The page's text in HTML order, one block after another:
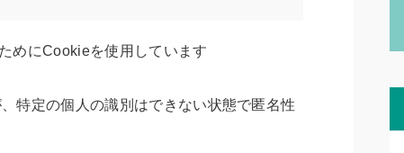
めにCookieを使用しています
特定の個人の識別はできない状態で匿名性